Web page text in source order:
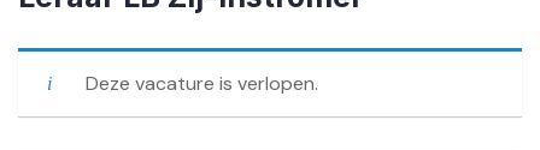
Deze vacature is verlopen.